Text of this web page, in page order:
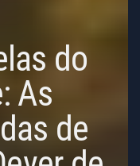
do
As
de